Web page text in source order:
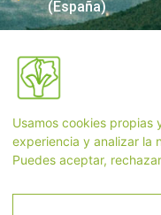
(España)
Contacto Tienda
+34 957 55 33 54
Usamos cookies propias
experiencia y analizar la
Puedes aceptar,